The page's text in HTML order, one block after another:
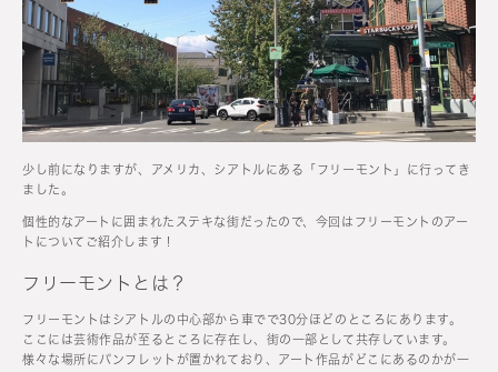
少し前になりますが、アメリカ、シアトルにある「フリーモント」に行ってき
ました。
個性的なアートに囲まれたステキな街だったので、今回はフリーモントのアー
トについてご紹介します！
フリーモントとは？
フリーモントはシアトルの中心部から車でで30分ほどのところにあります。
ここには芸術作品が至るところに存在し、街の一部として共存しています。
様々な場所にパンフレットが置かれており、アート作品がどこにあるのかが一